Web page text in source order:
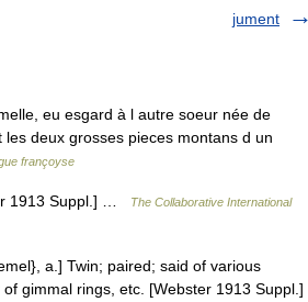
jument
eu esgard à l autre soeur née de
deux grosses pieces montans d un
françoyse
1913 Suppl.] …
The Collaborative International
a.] Twin; paired; said of various
gimmal rings, etc. [Webster 1913 Suppl.]